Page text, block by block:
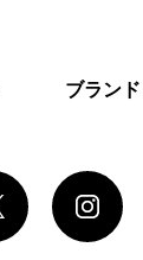
ブランド